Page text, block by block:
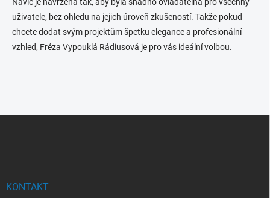
uživatele, bez ohledu na jejich úroveň zkušeností. Takže pokud
chcete dodat svým projektům špetku elegance a profesionální
vzhled, Fréza Vypouklá Rádiusová je pro vás ideální volbou.
KONTAKT